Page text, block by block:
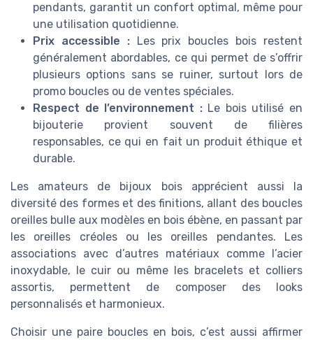
pendants, garantit un confort optimal, même pour
une utilisation quotidienne.
Prix accessible :Les prix boucles bois restent
généralement abordables, ce qui permet de s’offrir
plusieurs options sans se ruiner, surtout lors de
promo boucles ou de ventes spéciales.
Respect de l’environnement :Le bois utilisé en
bijouterie provient souvent de filières
responsables, ce qui en fait un produit éthique et
durable.
Les amateurs de bijoux bois apprécient aussi la
diversité des formes et des finitions, allant des boucles
oreilles bulle aux modèles en bois ébène, en passant par
les oreilles créoles ou les oreilles pendantes. Les
associations avec d’autres matériaux comme l’acier
inoxydable, le cuir ou même les bracelets et colliers
assortis, permettent de composer des looks
personnalisés et harmonieux.
Choisir une paire boucles en bois, c’est aussi affirmer